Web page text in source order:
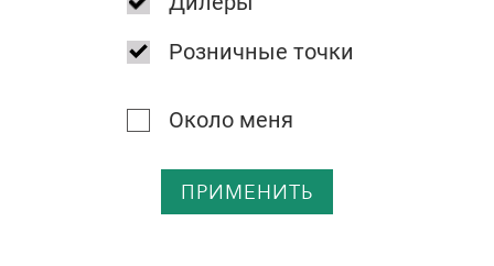
Розничные точки
Около меня
ПРИМЕНИТЬ